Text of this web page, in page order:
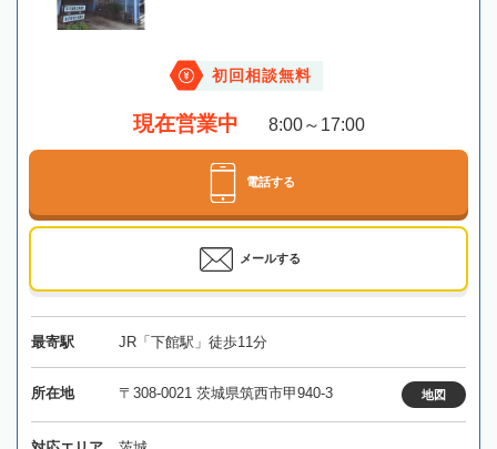
初回相談無料
現在営業中 8:00～17:00
電話する
メールする
最寄駅 JR「下館駅」徒歩11分
所在地 〒308-0021 茨城県筑西市甲940-3 地図